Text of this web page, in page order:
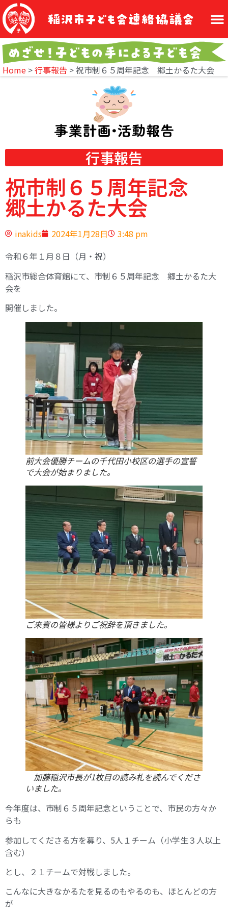
Home >行事報告 >祝市制６５周年記念 郷土かるた大会
行事報告
祝市制６５周年記念
郷土かるた大会
inakids 2024年1月28日
3:48 pm
令和６年１月８日（月・祝）
稲沢市総合体育館にて、市制６５周年記念 郷土かるた大
会を
開催しました。
前大会優勝チームの千代田小校区の選手の宣誓
で大会が始まりました。
ご来賓の皆様よりご祝辞を頂きました。
加藤稲沢市長が1枚目の読み札を読んでくださ
いました。
今年度は、市制６５周年記念ということで、市民の方々か
らも
参加してくださる方を募り、5人１チーム（小学生３人以上
含む）
とし、２１チームで対戦しました。
こんなに大きなかるたを見るのもやるのも、ほとんどの方
が